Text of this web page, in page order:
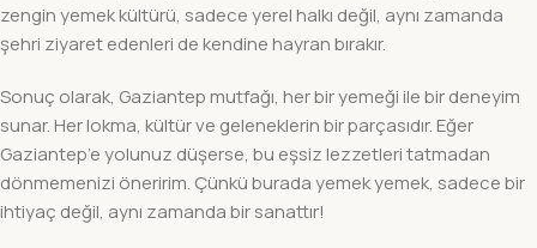
zengin yemek kültürü, sadece yerel halkı değil, aynı zamanda
şehri ziyaret edenleri de kendine hayran bırakır.
Sonuç olarak, Gaziantep mutfağı, her bir yemeği ile bir deneyim
sunar. Her lokma, kültür ve geleneklerin bir parçasıdır. Eğer
Gaziantep’e yolunuz düşerse, bu eşsiz lezzetleri tatmadan
dönmemenizi öneririm. Çünkü burada yemek yemek, sadece bir
ihtiyaç değil, aynı zamanda bir sanattır!